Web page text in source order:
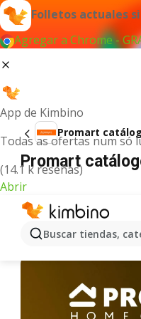
Folletos actuales
Agregar a Chrome -
App de Kimbino
Todas as ofertas num só
(14.1 k reseñas)
Abrir
Buscar tiendas,
Promart
Promart